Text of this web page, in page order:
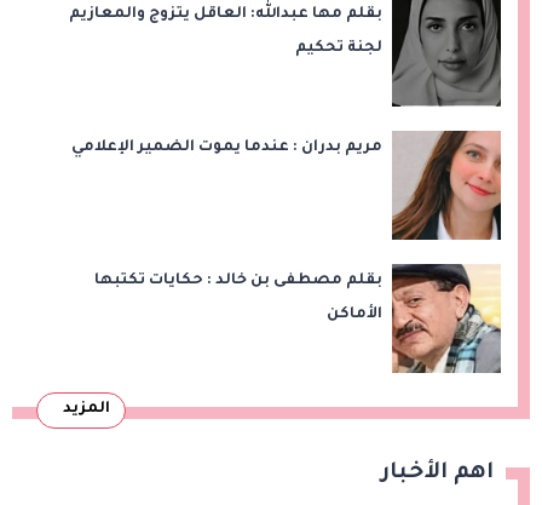
بقلم مها عبدالله: العاقل يتزوج والمعازيم
لجنة تحكيم
مريم بدران : عندما يموت الضمير الإعلامي
بقلم مصطفى بن خالد : حكايات تكتبها
الأماكن
المزيد
اهم الأخبار